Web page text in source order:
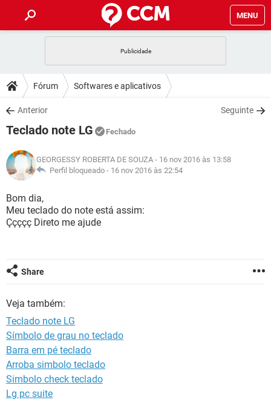
MENU
CELULAR FACEBOOK
OUTLOOK
INSTAGRAM
GUIA DE COMPRAS
DICAS
JOGOS WHATSAPP
INSTAGRAM GMAIL
GUIA DE COMPRAS
DOWNLOADS
JOGOS
CELULAR
OUTLOOK EXCEL
INSTAGRAM
GUIA DE COMPRAS
JOGOS WHATSAPP
CELULAR
OUTLOOK
INSTAGRAM
GLOSSÁRIO
JOGOS
CELULAR
GUIA DE COMPRAS
Fórum Softwares e aplicativos
Anterior Seguinte
Teclado note LG Fechado
GEORGESSY ROBERTA DE SOUZA - 16 nov 2016 às 13:58
Perfil bloqueado - 16 nov 2016 às 22:54
Bom dia,
Meu teclado do note está assim:
Ççççç Direto me ajude
Share
Veja também:
Teclado note LG
Símbolo de grau no teclado
Barra em pé teclado
Arroba simbolo teclado
Simbolo check teclado
Lg pc suite